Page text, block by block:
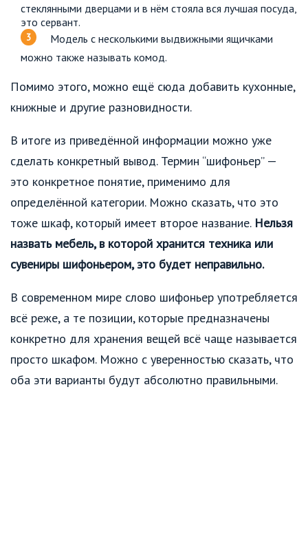
стеклянными дверцами и в нём стояла вся лучшая посуда,
это сервант.
Модель с несколькими выдвижными ящичками
можно также называть комод.
Помимо этого, можно ещё сюда добавить кухонные,
книжные и другие разновидности.
В итоге из приведённой информации можно уже
сделать конкретный вывод. Термин “шифоньер” —
это конкретное понятие, применимо для
определённой категории. Можно сказать, что это
тоже шкаф, который имеет второе название. Нельзя
назвать мебель, в которой хранится техника или
сувениры шифоньером, это будет неправильно.
В современном мире слово шифоньер употребляется
всё реже, а те позиции, которые предназначены
конкретно для хранения вещей всё чаще называется
просто шкафом. Можно с уверенностью сказать, что
оба эти варианты будут абсолютно правильными.